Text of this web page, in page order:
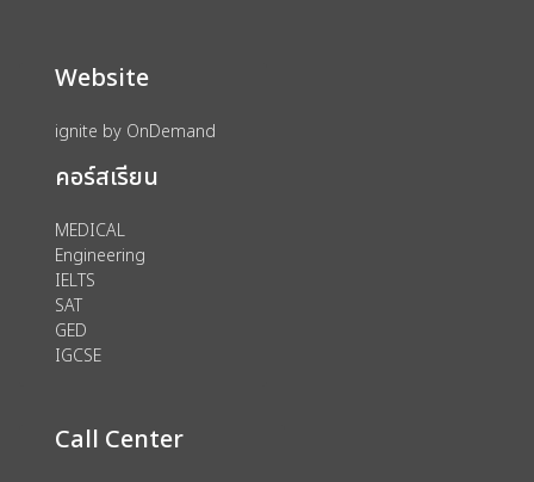
import_contacts วางแผนการเรียน
account_circle เข้าสู่ระบบ
assignment ลงทะเบียน
Website
ignite by OnDemand
คอร์สเรียน
MEDICAL
Engineering
IELTS
SAT
GED
IGCSE
Call Center